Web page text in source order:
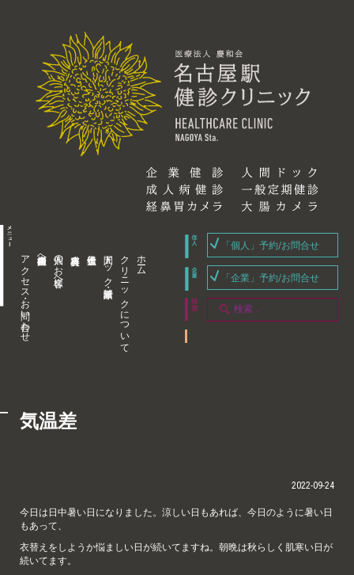
アクセス・お問い合わせ 企業内担当者様へ 個人のお客様へ 人間ドック・健康診断 クリニックについて ホーム
「個人」予約/お問合せ
「企業」予約/お問合せ
気温差
2022-09-24
今日は日中暑い日になりました。涼しい日もあれば、今日のように暑い日
もあって、
衣替えをしようか悩ましい日が続いてますね。朝晩は秋らしく肌寒い日が
続いてます。